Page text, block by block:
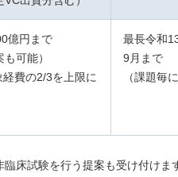
億円まで
可能）
経費の2/3を上限に
最長令和
9月まで
（課題毎
床試験を行う提案も受け付けま